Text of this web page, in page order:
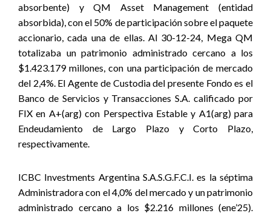
absorbente) y QM Asset Management (entidad
absorbida), con el 50% de participación sobre el paquete
accionario, cada una de ellas. Al 30-12-24, Mega QM
totalizaba un patrimonio administrado cercano a los
$1.423.179 millones, con una participación de mercado
del 2,4%. El Agente de Custodia del presente Fondo es el
Banco de Servicios y Transacciones S.A. calificado por
FIX en A+(arg) con Perspectiva Estable y A1(arg) para
Endeudamiento de Largo Plazo y Corto Plazo,
respectivamente.
ICBC Investments Argentina S.A.S.G.F.C.I. es la séptima
Administradora con el 4,0% del mercado y un patrimonio
administrado cercano a los $2.216 millones (ene’25).